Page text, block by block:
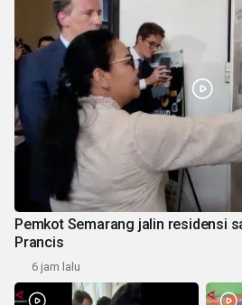
Pemkot Semarang jalin residensi
Prancis
6 jam lalu